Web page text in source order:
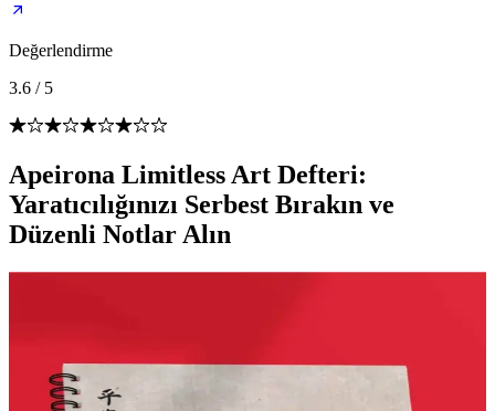
Değerlendirme
3.6 / 5
Apeirona Limitless Art Defteri:
Yaratıcılığınızı Serbest Bırakın ve
Düzenli Notlar Alın